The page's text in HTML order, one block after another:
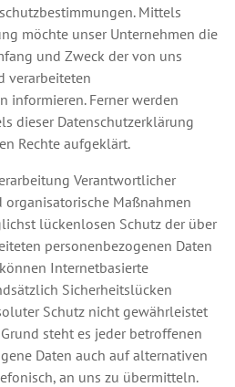
Mittels
möchte unser Unternehmen die
und Zweck der von uns
verarbeiteten
informieren. Ferner werden
dieser Datenschutzerklärung
Rechte aufgeklärt.
Verantwortlicher
Maßnahmen
lückenlosen Schutz der über
personenbezogenen Daten
Internetbasierte
Sicherheitslücken
Schutz nicht gewährleistet
steht es jeder betroffenen
Daten auch auf alternativen
an uns zu übermitteln.